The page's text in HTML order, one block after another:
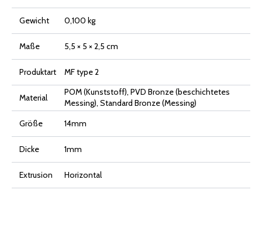
Gewicht 0,100 kg
Maße 5,5 × 5 × 2,5 cm
Produktart MF type 2
Material
POM (Kunststoff), PVD Bronze (beschichtetes
Messing), Standard Bronze (Messing)
Größe
14mm
Dicke 1mm
Extrusion Horizontal